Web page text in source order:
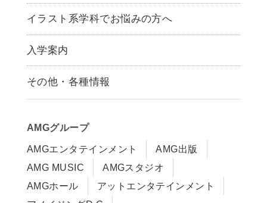
アニメーション学科
声優学科
イラスト系学科でお悩みの方へ
入学案内
募集要項
早期出願制度・AOエントリー
入学までの流れ
学費サポート・各種制度
学費について
Q&A
その他・各種情報
アクセス
在校生・保護者の方へ
卒業生の皆様へ
AMGグループ
AMGエンタテインメント
AMG出版
AMG MUSIC
AMGスタジオ
AMGホール
アットエンタテインメント